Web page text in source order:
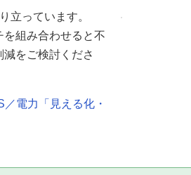
立っています。
を組み合わせると不
をご検討くださ
電力「見える化・